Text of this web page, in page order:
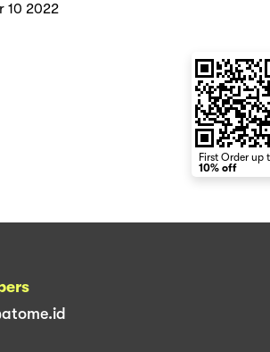
10 2022
First Order up
10% off